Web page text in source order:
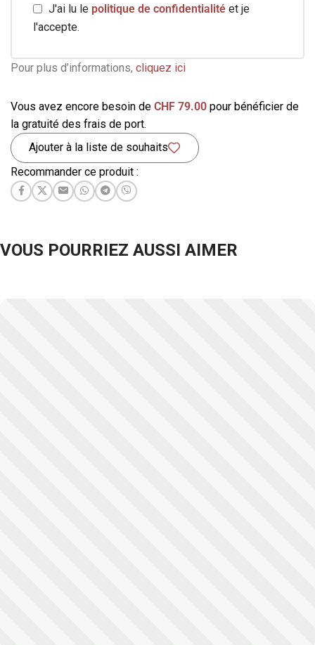
J'ai lu le politique de confidentialité et je
l'accepte.
Pour plus d’informations, cliquez ici
Vous avez encore besoin de CHF 79.00 pour bénéficier de
la gratuité des frais de port.
Ajouter à la liste de souhaits
Recommander ce produit :
VOUS POURRIEZ AUSSI AIMER